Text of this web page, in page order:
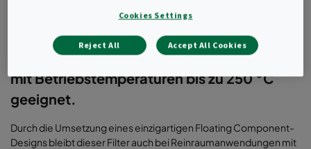
Kastenförmige Hochtemperaturfilter
erfüllen die strengsten FDA GMP-
Anforderungen und sind für Installationen
mit Betriebstemperaturen bis zu 250 °C
geeignet.
Durch die Umsetzung eines einzigartigen Floating Component-
Designs bleibt dieser Filter auch bei Reinraumanwendungen mit
Cookies Settings
Reject All Accept All Cookies